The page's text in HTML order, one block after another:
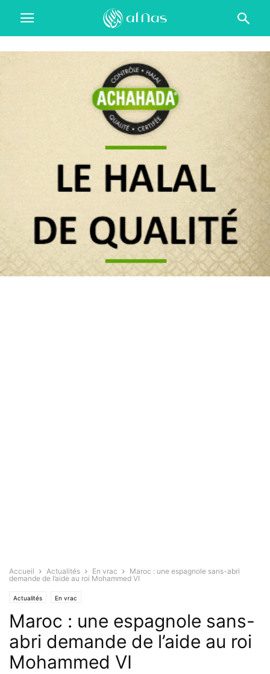
Accueil Actualités En vrac
Maroc : une espagnole sans-abri
demande de l’aide au roi Mohammed VI
Actualités En vrac
Maroc : une espagnole sans-
abri demande de l’aide au roi
Mohammed VI